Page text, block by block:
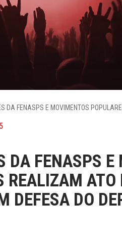
DA FENASPS E MOVIMENTOS
DA FENASPS E
REALIZAM ATO
DEFESA DO